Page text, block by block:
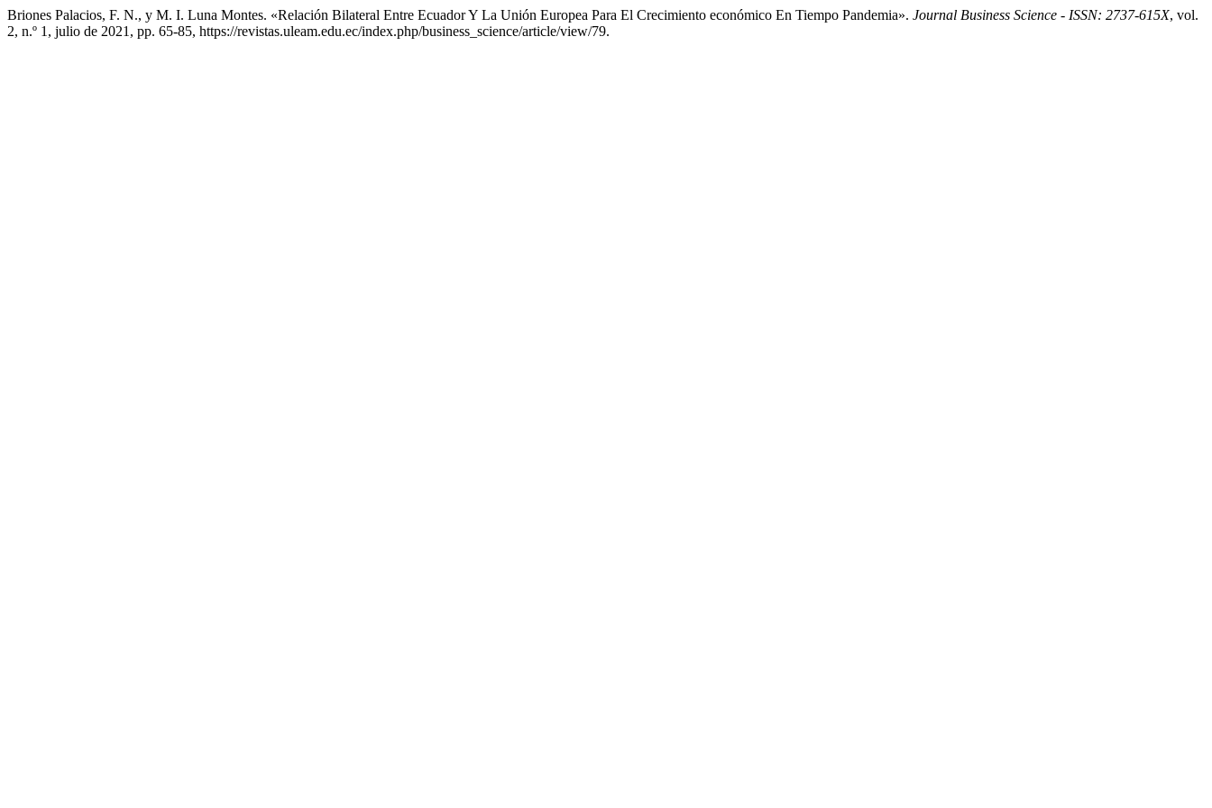
Briones Palacios, F. N., y M. I. Luna Montes. «Relación Bilateral Entre Ecuador Y La Unión Europea Para El Crecimiento económico En Tiempo Pandemia». Journal Business Science - ISSN: 2737-615X, vol.
2, n.º 1, julio de 2021, pp. 65-85, https://revistas.uleam.edu.ec/index.php/business_science/article/view/79.